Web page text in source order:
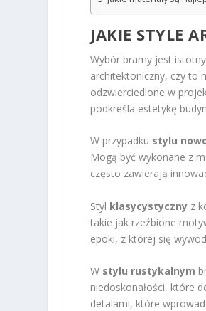
JAKIE STYLE
Wybór bramy jest
architektoniczny, czy to
odzwierciedlone w
podkreśla estetykę
W przypadku stylu
Mogą być wykonane z
często zawierają
Styl klasycystyczny z
takie jak rzeźbione
epoki, z której się
W stylu rustykalnym
niedoskonałości, które
detalami, które